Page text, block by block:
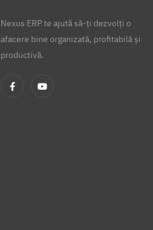
Nexus ERP te ajută să-ți dezvolți o
afacere bine organizată, profitabilă și
productivă.